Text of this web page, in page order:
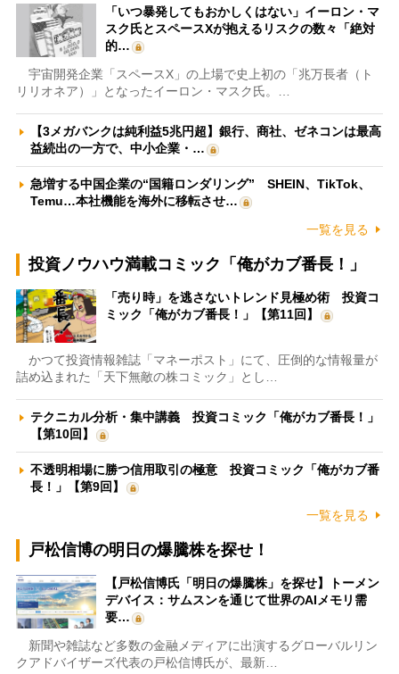
「いつ暴発してもおかしくはない」イーロン・マ
スク氏とスペースXが抱えるリスクの数々「絶対
的…
宇宙開発企業「スペースX」の上場で史上初の「兆万長者（ト
リリオネア）」となったイーロン・マスク氏。…
【3メガバンクは純利益5兆円超】銀行、商社、ゼネコンは最高
益続出の一方で、中小企業・…
急増する中国企業の“国籍ロンダリング” SHEIN、TikTok、
Temu…本社機能を海外に移転させ…
一覧を見る
投資ノウハウ満載コミック「俺がカブ番長！」
「売り時」を逃さないトレンド見極め術 投資コ
ミック「俺がカブ番長！」【第11回】
かつて投資情報雑誌「マネーポスト」にて、圧倒的な情報量が
詰め込まれた「天下無敵の株コミック」とし…
テクニカル分析・集中講義 投資コミック「俺がカブ番長！」
【第10回】
不透明相場に勝つ信用取引の極意 投資コミック「俺がカブ番
長！」【第9回】
一覧を見る
戸松信博の明日の爆騰株を探せ！
【戸松信博氏「明日の爆騰株」を探せ】トーメン
デバイス：サムスンを通じて世界のAIメモリ需
要…
新聞や雑誌など多数の金融メディアに出演するグローバルリン
クアドバイザーズ代表の戸松信博氏が、最新…